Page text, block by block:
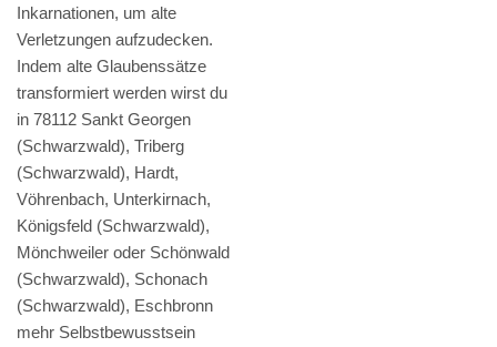
Inkarnationen, um alte
Verletzungen aufzudecken.
Indem alte Glaubenssätze
transformiert werden wirst du
in 78112 Sankt Georgen
(Schwarzwald), Triberg
(Schwarzwald), Hardt,
Vöhrenbach, Unterkirnach,
Königsfeld (Schwarzwald),
Mönchweiler oder Schönwald
(Schwarzwald), Schonach
(Schwarzwald), Eschbronn
mehr Selbstbewusstsein